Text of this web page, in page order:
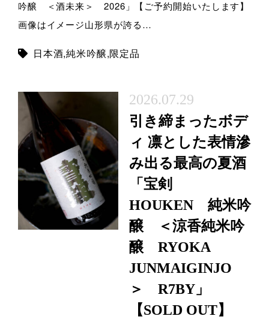
吟醸 ＜酒未来＞ 2026」【ご予約開始いたします】
画像はイメージ山形県が誇る…
日本酒,純米吟醸,限定品
2026.07.29
引き締まったボデ
ィ 凛とした表情滲
み出る最高の夏酒
「宝剣
HOUKEN 純米吟
醸 ＜涼香純米吟
醸 RYOKA
JUNMAIGINJO
＞ R7BY」
【SOLD OUT】